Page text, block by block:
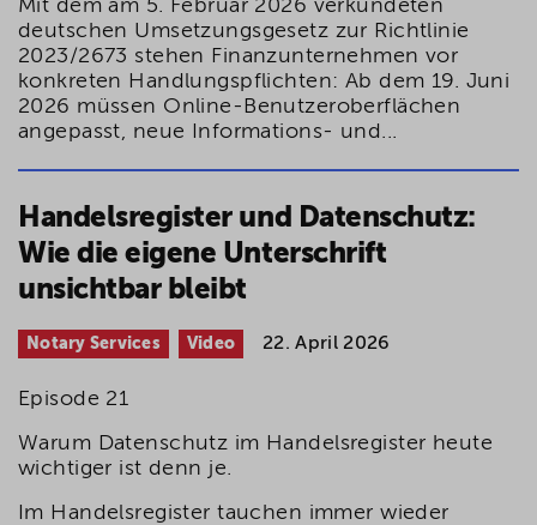
Mit dem am 5. Februar 2026 verkündeten
deutschen Umsetzungsgesetz zur Richtlinie
2023/2673 stehen Finanzunternehmen vor
konkreten Handlungspflichten: Ab dem 19. Juni
2026 müssen Online-Benutzeroberflächen
angepasst, neue Informations- und...
Handelsregister und Datenschutz:
Wie die eigene Unterschrift
unsichtbar bleibt
Notary Services Video 22. April 2026
Episode 21
Warum Datenschutz im Handelsregister heute
wichtiger ist denn je.
Im Handelsregister tauchen immer wieder